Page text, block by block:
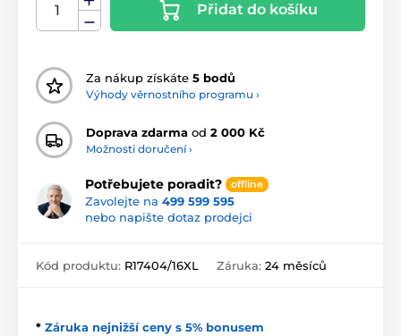
Přidat do košíku
Za nákup získáte 5 bodů
Výhody věrnostního programu ›
Doprava zdarma od 2 000 Kč
Možnosti doručení ›
Potřebujete poradit? offline
Zavolejte na 499 599 595
nebo napište dotaz prodejci
Kód produktu: R17404/16XL Záruka: 24 měsíců
* Záruka nejnižší ceny s 5% bonusem